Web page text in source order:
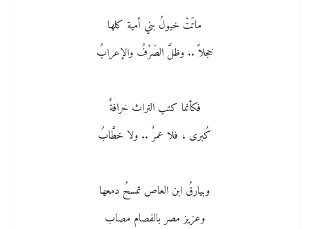
ماتَتْ خيولُ بني أمية كلها
خجلاً .. وظلَّ الصَرْفُ والإعرابُ
فكأنما كتب التراث خرافةٌ
كُبرى ، فلا عمرٌ .. ولا خطَّابُ
وبيارقُ ابن العاص تمسحُ دمعها
وعزيز مصر بالفصام مصاب